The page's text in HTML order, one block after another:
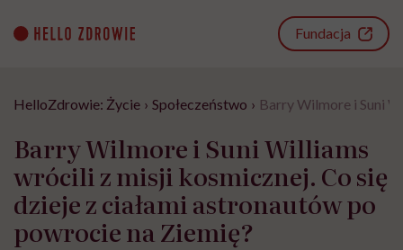
content
Fundacja
HelloZdrowie: Życie › Społeczeństwo › Barry Wilmore i Suni
Barry Wilmore i Suni Williams
wrócili z misji kosmicznej. Co się
dzieje z ciałami astronautów po
powrocie na Ziemię?